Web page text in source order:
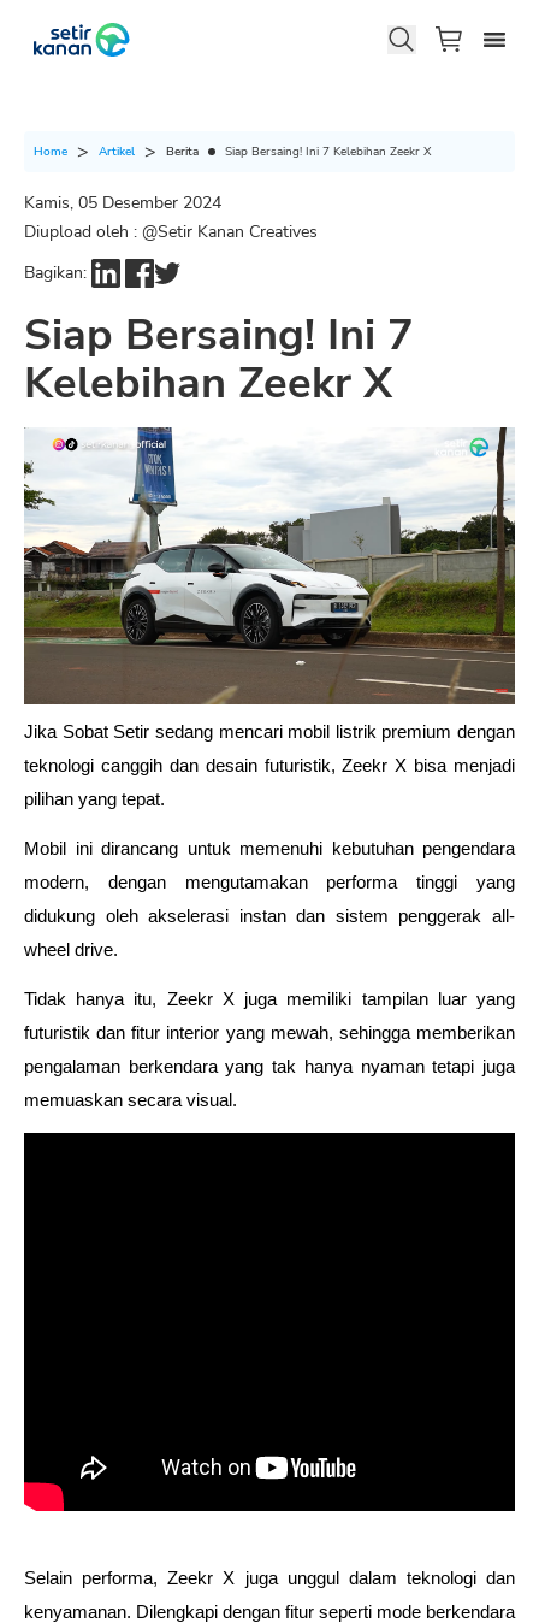
Home Artikel Berita Siap Bersaing! Ini 7 Kelebihan Zeekr X
Kamis, 05 Desember 2024
Diupload oleh : @Setir Kanan Creatives
Bagikan:
Siap Bersaing! Ini 7
Kelebihan Zeekr X
Jika Sobat Setir sedang mencari mobil listrik premium dengan
teknologi canggih dan desain futuristik, Zeekr X bisa menjadi
pilihan yang tepat.
Mobil ini dirancang untuk memenuhi kebutuhan pengendara
modern, dengan mengutamakan performa tinggi yang
didukung oleh akselerasi instan dan sistem penggerak all-
wheel drive.
Tidak hanya itu, Zeekr X juga memiliki tampilan luar yang
futuristik dan fitur interior yang mewah, sehingga memberikan
pengalaman berkendara yang tak hanya nyaman tetapi juga
memuaskan secara visual.
Selain performa, Zeekr X juga unggul dalam teknologi dan
kenyamanan. Dilengkapi dengan fitur seperti mode berkendara